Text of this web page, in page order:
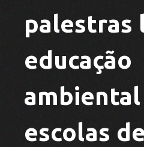
palestras
educação
ambiental
escolas de